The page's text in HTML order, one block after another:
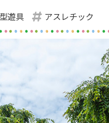
遊具 アスレチック